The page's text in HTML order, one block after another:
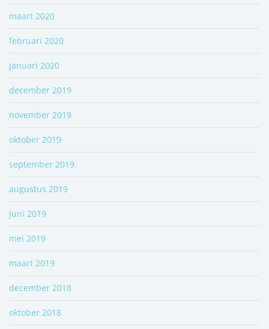
maart 2020
februari 2020
januari 2020
december 2019
november 2019
oktober 2019
september 2019
augustus 2019
juni 2019
mei 2019
maart 2019
december 2018
oktober 2018